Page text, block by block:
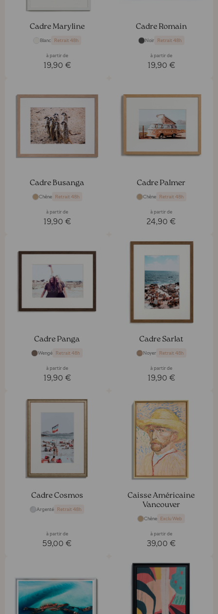
Cadre Maryline
Blanc Retrait 48h
à partir de
19,90 €
Cadre Romain
Noir Retrait 48h
à partir de
19,90 €
Cadre Busanga
Chêne Retrait 48h
à partir de
19,90 €
Cadre Palmer
Chêne Retrait 48h
à partir de
24,90 €
Cadre Panga
Wengé Retrait 48h
à partir de
19,90 €
Cadre Sarlat
Noyer Retrait 48h
à partir de
19,90 €
Cadre Cosmos
Argenté Retrait 48h
à partir de
59,00 €
Caisse Américaine
Vancouver
Chêne Exclu Web
à partir de
39,00 €